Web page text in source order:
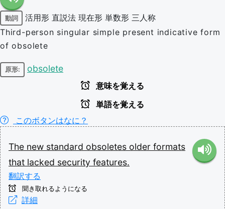
動詞 活用形 直説法 現在形 単数形 三人称
Third-person singular simple present indicative form
of obsolete
原形: obsolete
意味を覚える
単語を覚える
このボタンはなに？
The new standard obsoletes older formats
that lacked security features.
翻訳する
聞き取れるようになる
詳細